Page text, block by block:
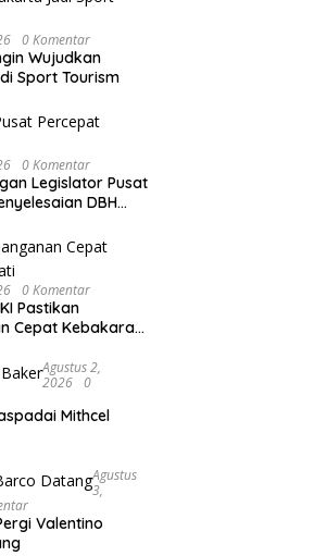
0 Komentar
Wujudkan
Sport Tourism
0 Komentar
Legislator Pusat
DBH
0 Komentar
Pastikan
Cepat Kebakaran
Agustus 2,
2026
0
Mithcel
Agustus
3,
Valentino